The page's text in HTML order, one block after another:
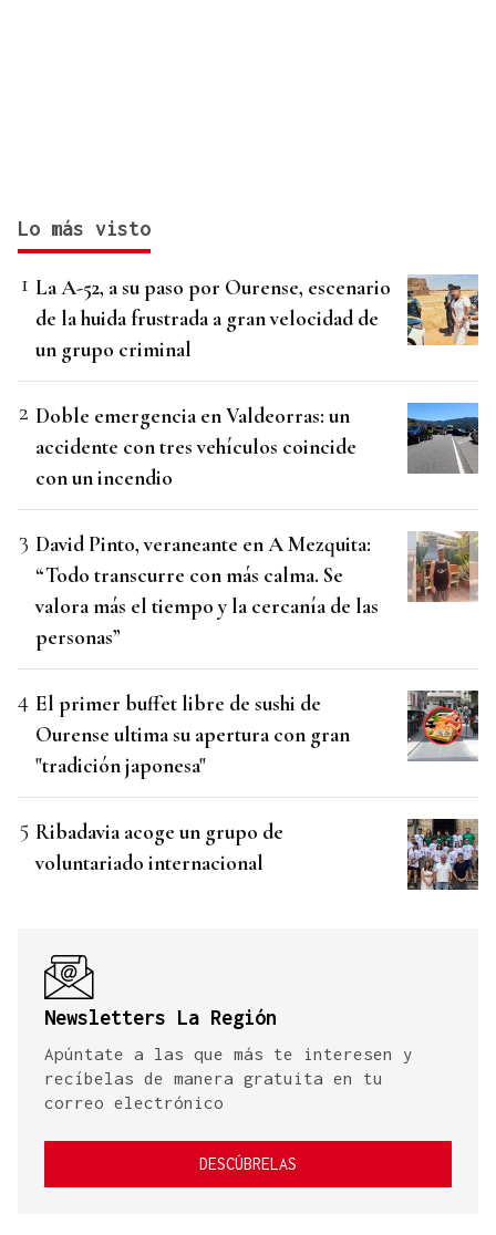
Lo más visto
La A-52, a su paso por Ourense, escenario
de la huida frustrada a gran velocidad de
un grupo criminal
Doble emergencia en Valdeorras: un
accidente con tres vehículos coincide
con un incendio
David Pinto, veraneante en A Mezquita:
“Todo transcurre con más calma. Se
valora más el tiempo y la cercanía de las
personas”
El primer buffet libre de sushi de
Ourense ultima su apertura con gran
"tradición japonesa"
Ribadavia acoge un grupo de
voluntariado internacional
Newsletters La Región
Apúntate a las que más te interesen y
recíbelas de manera gratuita en tu
correo electrónico
DESCÚBRELAS